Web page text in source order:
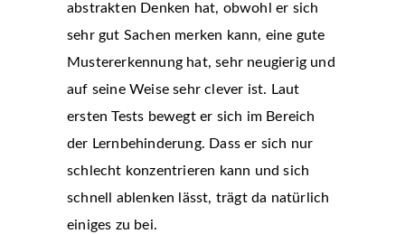
abstrakten Denken hat, obwohl er sich
sehr gut Sachen merken kann, eine gute
Mustererkennung hat, sehr neugierig und
auf seine Weise sehr clever ist. Laut
ersten Tests bewegt er sich im Bereich
der Lernbehinderung. Dass er sich nur
schlecht konzentrieren kann und sich
schnell ablenken lässt, trägt da natürlich
einiges zu bei.